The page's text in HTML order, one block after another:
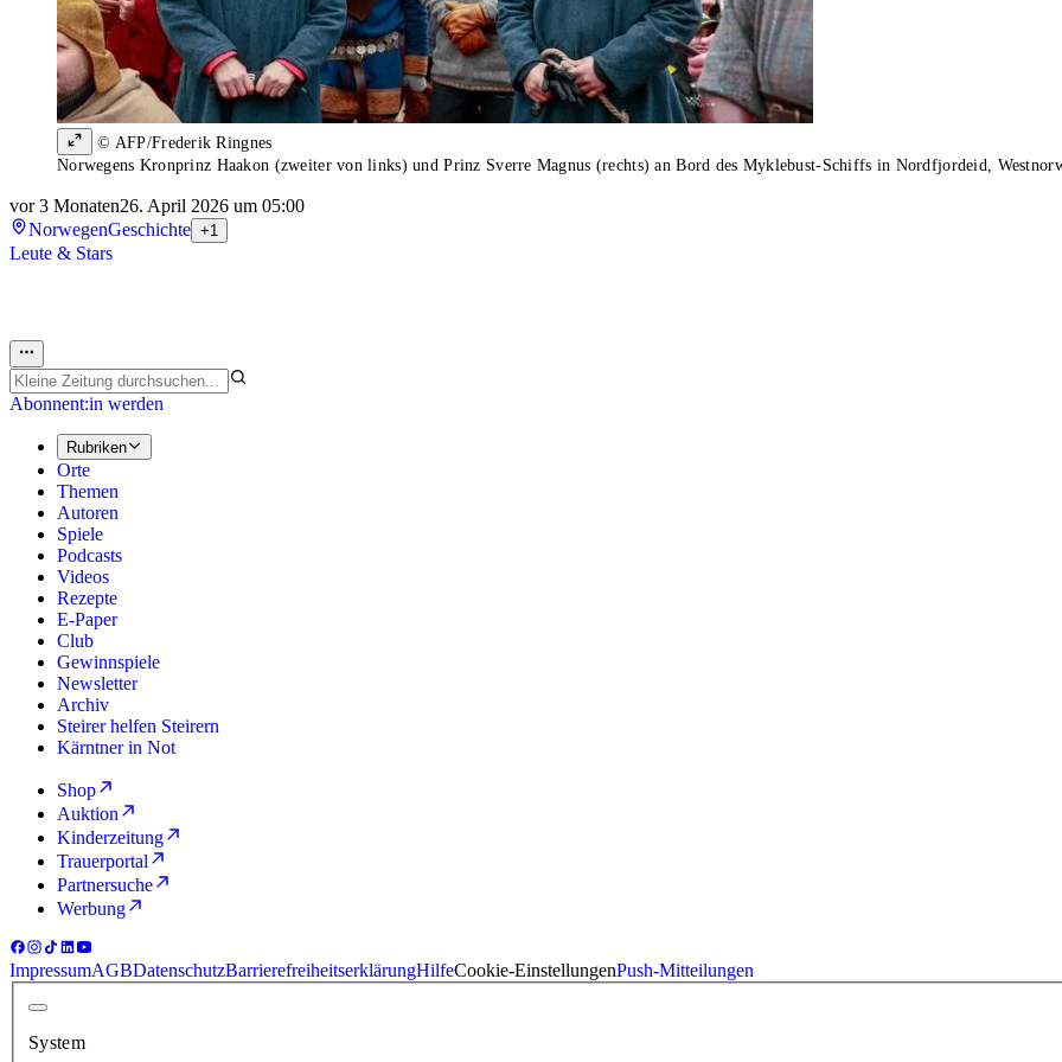
© AFP/Frederik Ringnes
Norwegens Kronprinz Haakon (zweiter von links) und Prinz Sverre Magnus (rechts) an Bord des Myklebust-Schiffs in Nordfjordeid,
vor 3 Monaten26. April 2026 um 05:00
NorwegenGeschichte +1
Leute & Stars
Abonnent:in werden
Rubriken
Orte
Themen
Autoren
Spiele
Podcasts
Videos
Rezepte
E-Paper
Club
Gewinnspiele
Newsletter
Archiv
Steirer helfen Steirern
Kärntner in Not
Shop
Auktion
Kinderzeitung
Trauerportal
Partnersuche
Werbung
ImpressumAGBDatenschutzBarrierefreiheitserklärungHilfeCookie-EinstellungenPush-Mitteilungen
System